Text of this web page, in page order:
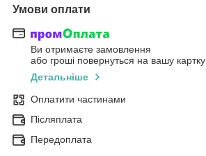
Умови оплати
Ви отримаєте замовлення
або гроші повернуться на вашу картку
Детальніше
Оплатити частинами
Післяплата
Передоплата